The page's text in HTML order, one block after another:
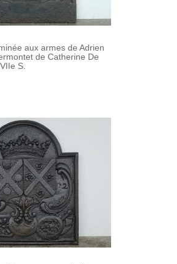
aux armes de Adrien
de Catherine De
S.